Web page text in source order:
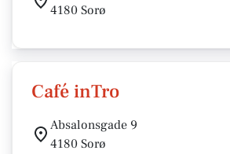
4180 Sorø
Café inTro
Absalonsgade 9
4180 Sorø